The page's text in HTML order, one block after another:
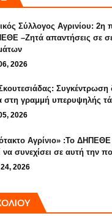
Σύλλογος Αγρινίου: 2η
–Ζητά απαντήσεις σε
2026
Συγκέντρωση
στη γραμμή υπερυψηλής
2026
Αγρίνιο» :Το ΔΗΠΕΘΕ
να συνεχίσει σε αυτή την
2026